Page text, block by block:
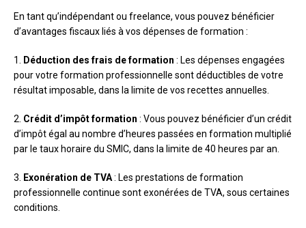
En tant qu’indépendant ou freelance, vous pouvez bénéficier
d’avantages fiscaux liés à vos dépenses de formation :
1. Déduction des frais de formation : Les dépenses engagées
pour votre formation professionnelle sont déductibles de votre
résultat imposable, dans la limite de vos recettes annuelles.
2. Crédit d’impôt formation : Vous pouvez bénéficier d’un crédit
d’impôt égal au nombre d’heures passées en formation multiplié
par le taux horaire du SMIC, dans la limite de 40 heures par an.
3. Exonération de TVA: Les prestations de formation
professionnelle continue sont exonérées de TVA, sous certaines
conditions.